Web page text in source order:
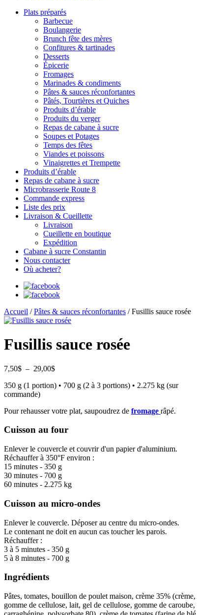
Plats préparés
Barbecue
Boulangerie
Brunch fête des mères
Confitures & tartinades
Desserts
Épicerie
Fromages
Marinades & condiments
Pâtes & sauces réconfortantes
Pâtés, Tourtières et Quiches
Produits d’érable
Produits du verger
Repas de cabane à sucre
Soupes et Potages
Temps des fêtes
Viandes et poissons
Vinaigrettes et Trempette
Produits d’érable
Repas de cabane à sucre
Microbrasserie Route 8
Commande express
Liste des prix
Livraison & Cueillette
Livraison
Cueillette en boutique
Expédition
Cabane à sucre Constantin
Nous contacter
Où acheter?
Accueil /Pâtes & sauces réconfortantes / Fusillis sauce rosée
Fusillis sauce rosée
7,50$ – 29,00$Plage
prix :
29,00$
350 g (1 portion) • 700 g (2 à 3 portions) • 2.275 kg (sur
commande)
Pour rehausser votre plat, saupoudrez de fromage râpé.
Cuisson au four
Enlever le couvercle et couvrir d'un papier d'aluminium.
Réchauffer à 350°F environ :
15 minutes - 350 g
30 minutes - 700 g
60 minutes - 2.275 kg
Cuisson au micro-ondes
Enlever le couvercle. Déposer au centre du micro-ondes.
Le contenant ne doit en aucun cas toucher les parois.
Réchauffer :
3 à 5 minutes - 350 g
5 à 8 minutes - 700 g
Ingrédients
Pâtes, tomates, bouillon de poulet maison, crème 35% (crème,
gomme de cellulose, lait, gel de cellulose, gomme de caroube,